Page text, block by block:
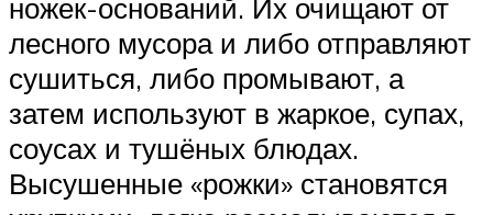
ножек-оснований. Их очищают от
лесного мусора и либо отправляют
сушиться, либо промывают, а
затем используют в жаркое, супах,
соусах и тушёных блюдах.
Высушенные «рожки» становятся